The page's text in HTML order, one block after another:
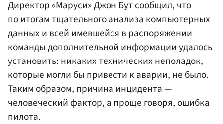
Директор «Маруси»Джон Бутсообщил, что
по итогам тщательного анализа компьютерных
данных и всей имевшейся в распоряжении
команды дополнительной информации удалось
установить: никаких технических неполадок,
которые могли бы привести к аварии, не было.
Таким образом, причина инцидента —
человеческий фактор, а проще говоря, ошибка
пилота.